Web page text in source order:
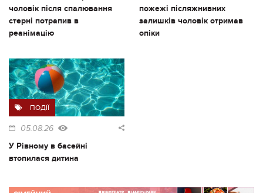
чоловік після спалювання
стерні потрапив в
реанімацію
пожежі післяжнивних
залишків чоловік отримав
опіки
ПОДІЇ
05.08.26
У Рівному в басейні
втопилася дитина